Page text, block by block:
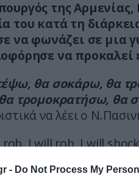
- Do Not Process My
της
του κατά τη
να φωνάζει σε μια
να προκαλεί
θα σοκάρω, θα
τρομοκρατήσω, θα
να λέει ο
I will rob, I will